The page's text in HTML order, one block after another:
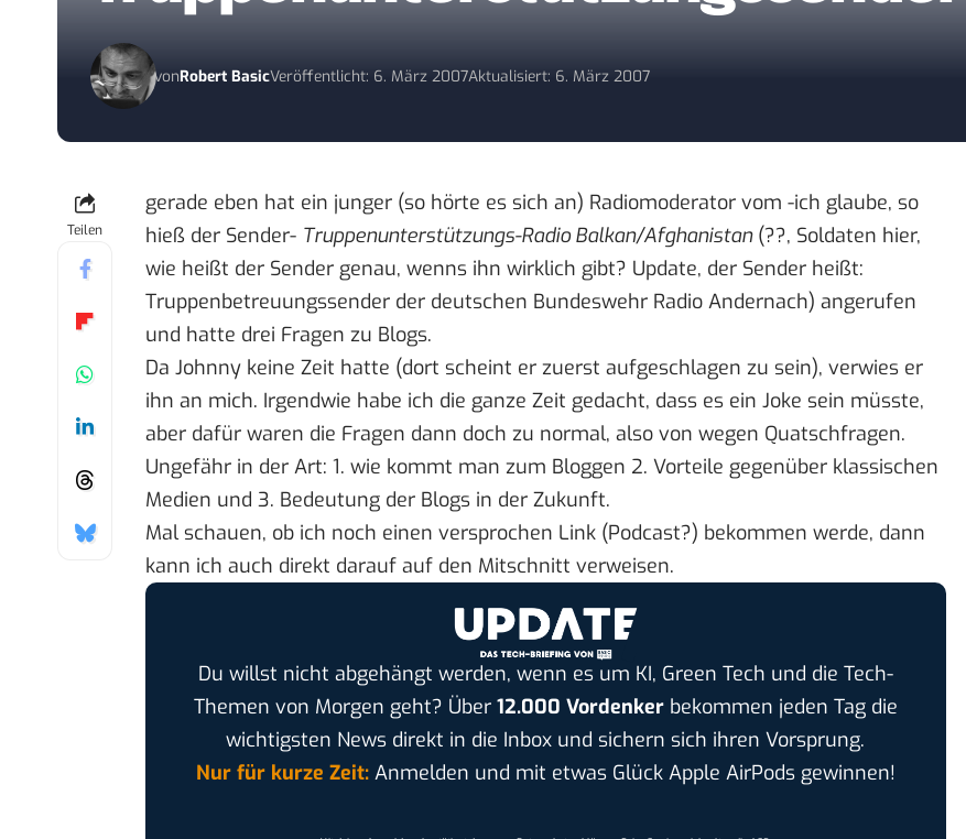
vonRobert BasicVeröffentlicht: 6. März 2007Aktualisiert: 6. März 2007
Teilen
gerade eben hat ein junger (so hörte es sich an) Radiomoderator vom -ich glaube, so
hieß der Sender- Truppenunterstützungs-Radio Balkan/Afghanistan(??, Soldaten hier,
wie heißt der Sender genau, wenns ihn wirklich gibt? Update, der Sender heißt:
Truppenbetreuungssender der deutschen Bundeswehr Radio Andernach) angerufen
und hatte drei Fragen zu Blogs.
Da Johnny keine Zeit hatte (dort scheint er zuerst aufgeschlagen zu sein), verwies er
ihn an mich. Irgendwie habe ich die ganze Zeit gedacht, dass es ein Joke sein müsste,
aber dafür waren die Fragen dann doch zu normal, also von wegen Quatschfragen.
Ungefähr in der Art: 1. wie kommt man zum Bloggen 2. Vorteile gegenüber klassischen
Medien und 3. Bedeutung der Blogs in der Zukunft.
Mal schauen, ob ich noch einen versprochen Link (Podcast?) bekommen werde, dann
kann ich auch direkt darauf auf den Mitschnitt verweisen.
Du willst nicht abgehängt werden, wenn es um KI, Green Tech und die Tech-
Themen von Morgen geht? Über 12.000 Vordenkerbekommen jeden Tag die
wichtigsten News direkt in die Inbox und sichern sich ihren Vorsprung.
Nur für kurze Zeit:Anmelden und mit etwas Glück Apple AirPods gewinnen!